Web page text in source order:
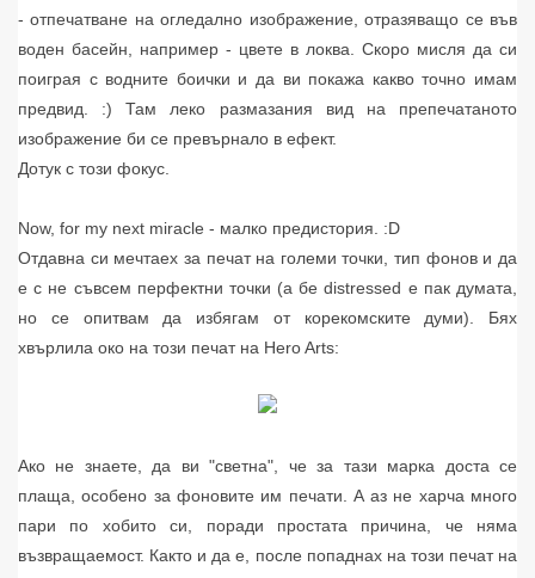
- отпечатване на огледално изображение, отразяващо се във
воден басейн, например - цвете в локва. Скоро мисля да си
поиграя с водните боички и да ви покажа какво точно имам
предвид. :) Там леко размазания вид на препечатаното
изображение би се превърнало в ефект.
Дотук с този фокус.
Now, for my next miracle - малко предистория. :D
Отдавна си мечтаех за печат на големи точки, тип фонов и да
е с не съвсем перфектни точки (а бе distressed е пак думата,
но се опитвам да избягам от корекомските думи). Бях
хвърлила око на този печат на Hero Arts:
Ако не знаете, да ви "светна", че за тази марка доста се
плаща, особено за фоновите им печати. А аз не харча много
пари по хобито си, поради простата причина, че няма
възвращаемост. Както и да е, после попаднах на този печат на